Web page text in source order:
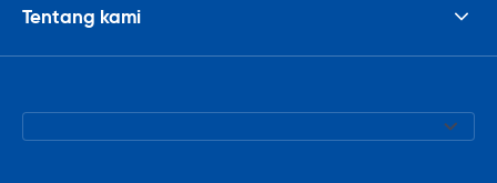
Tentang kami